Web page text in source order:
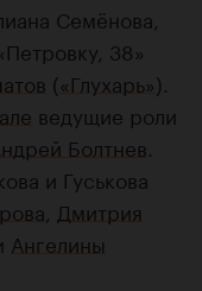
Семёнова,
38»
(«Глухарь»).
ведущие роли
Болтнев
и Гуськова
Дмитрия
Ангелины